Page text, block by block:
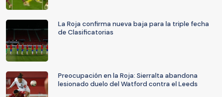
La Roja confirma nueva baja para la triple fecha
de Clasificatorias
Preocupación en la Roja: Sierralta abandona
lesionado duelo del Watford contra el Leeds